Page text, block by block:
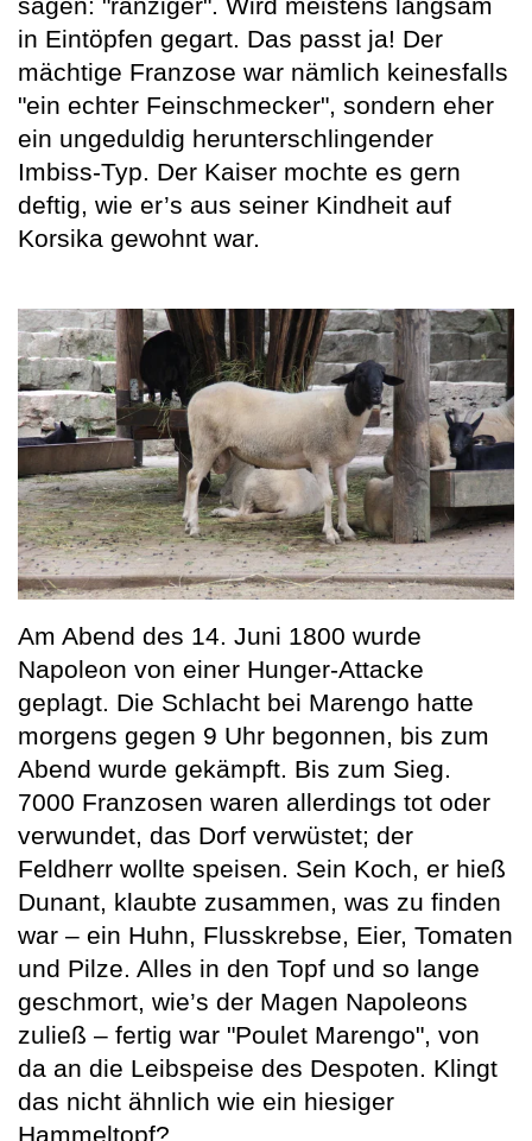
in Eintöpfen gegart. Das passt ja! Der
mächtige Franzose war nämlich keinesfalls
"ein echter Feinschmecker", sondern eher
ein ungeduldig herunterschlingender
Imbiss-Typ. Der Kaiser mochte es gern
deftig, wie er’s aus seiner Kindheit auf
Korsika gewohnt war.
Am Abend des 14. Juni 1800 wurde
Napoleon von einer Hunger-Attacke
geplagt. Die Schlacht bei Marengo hatte
morgens gegen 9 Uhr begonnen, bis zum
Abend wurde gekämpft. Bis zum Sieg.
7000 Franzosen waren allerdings tot oder
verwundet, das Dorf verwüstet; der
Feldherr wollte speisen. Sein Koch, er hieß
Dunant, klaubte zusammen, was zu finden
war – ein Huhn, Flusskrebse, Eier, Tomaten
und Pilze. Alles in den Topf und so lange
geschmort, wie’s der Magen Napoleons
zuließ – fertig war "Poulet Marengo", von
da an die Leibspeise des Despoten. Klingt
das nicht ähnlich wie ein hiesiger
Hammeltopf?